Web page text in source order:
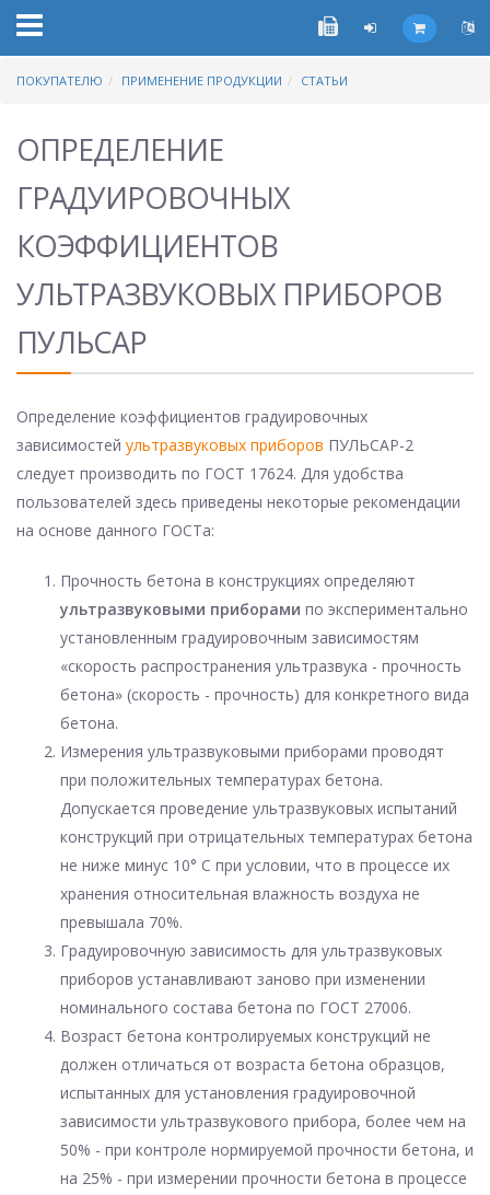
ПОКУПАТЕЛЮ ПРИМЕНЕНИЕ ПРОДУКЦИИ СТАТЬИ
ОПРЕДЕЛЕНИЕ
ГРАДУИРОВОЧНЫХ
КОЭФФИЦИЕНТОВ
УЛЬТРАЗВУКОВЫХ ПРИБОРОВ
ПУЛЬСАР
Определение коэффициентов градуировочных
зависимостей ультразвуковых приборов ПУЛЬСАР-2
следует производить по ГОСТ 17624. Для удобства
пользователей здесь приведены некоторые рекомендации
на основе данного ГОСТа:
Прочность бетона в конструкциях определяют
ультразвуковыми приборами по экспериментально
установленным градуировочным зависимостям
«скорость распространения ультразвука - прочность
бетона» (скорость - прочность) для конкретного вида
бетона.
Измерения ультразвуковыми приборами проводят
при положительных температурах бетона.
Допускается проведение ультразвуковых испытаний
конструкций при отрицательных температурах бетона
не ниже минус 10° C при условии, что в процессе их
хранения относительная влажность воздуха не
превышала 70%.
Градуировочную зависимость для ультразвуковых
приборов устанавливают заново при изменении
номинального состава бетона по ГОСТ 27006.
Возраст бетона контролируемых конструкций не
должен отличаться от возраста бетона образцов,
испытанных для установления градуировочной
зависимости ультразвукового прибора, более чем на
50% - при контроле нормируемой прочности бетона, и
на 25% - при измерении прочности бетона в процессе